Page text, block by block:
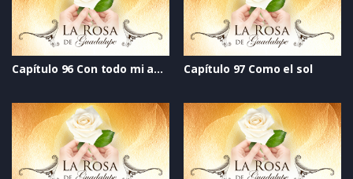
Capítulo 96 Con todo mi amor Capítulo 97 Como el sol